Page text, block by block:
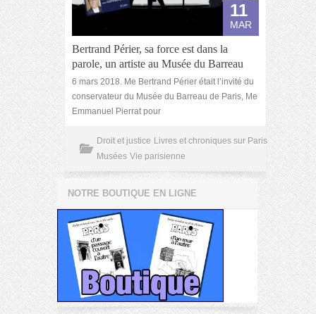
11
MAR
Bertrand Périer, sa force est dans la
parole, un artiste au Musée du Barreau
6 mars 2018. Me Bertrand Périer était l’invité du
conservateur du Musée du Barreau de Paris, Me
Emmanuel Pierrat pour
Droit et justice Livres et chroniques sur Paris
Musées Vie parisienne
NOTRE BOUTIQUE EN LIGNE